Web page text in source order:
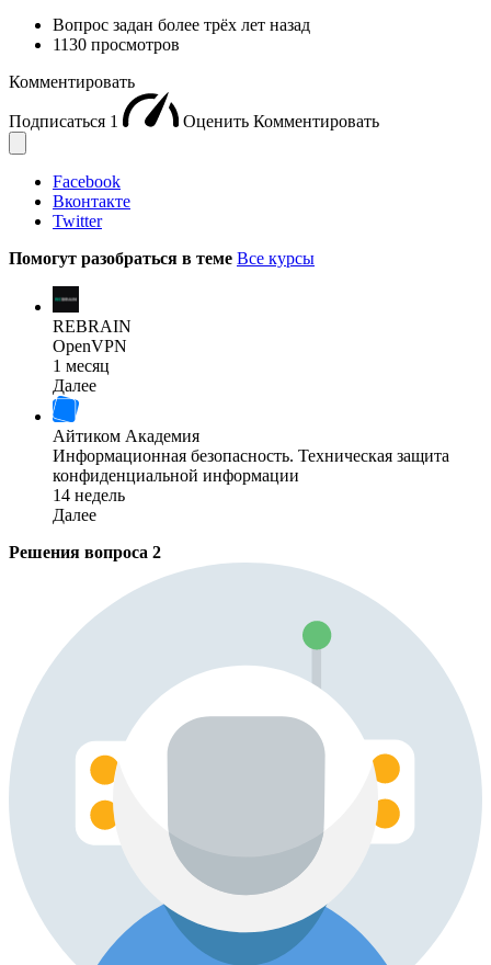
Вопрос задан более трёх лет назад
1130 просмотров
Комментировать
Подписаться 1 Оценить Комментировать
Facebook
Вконтакте
Twitter
Помогут разобраться в теме Все курсы
REBRAIN
OpenVPN
1 месяц
Далее
Айтиком Академия
Информационная безопасность. Техническая защита
конфиденциальной информации
14 недель
Далее
Решения вопроса 2